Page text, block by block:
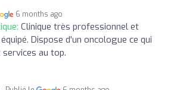
6 months ago
Clinique très professionnel et
Dispose d'un oncologue ce qui
au top.